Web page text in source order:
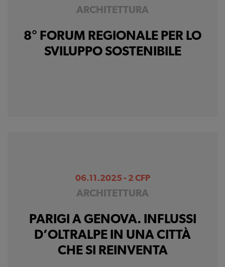
ARCHITETTURA
8° FORUM REGIONALE PER LO
SVILUPPO SOSTENIBILE
06.11.2025 - 2 CFP
ARCHITETTURA
PARIGI A GENOVA. INFLUSSI
D’OLTRALPE IN UNA CITTÀ
CHE SI REINVENTA